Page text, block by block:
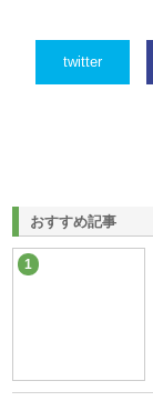
twitter
おすすめ記事
1